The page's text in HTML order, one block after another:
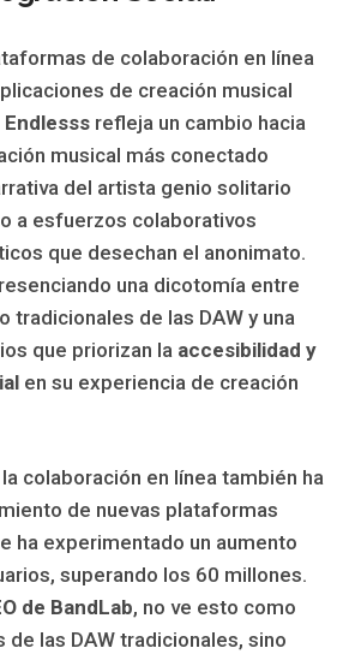
de colaboración en línea
de creación musical
Endlesss refleja un cambio hacia
musical más conectado
del artista genio solitario
a esfuerzos colaborativos
que desechan el anonimato.
una dicotomía entre
tradicionales de las DAW y una
que priorizan la accesibilidad y
en su experiencia de creación
colaboración en línea también ha
de nuevas plataformas
ha experimentado un aumento
superando los 60 millones.
de BandLab, no ve esto como
de las DAW tradicionales, sino